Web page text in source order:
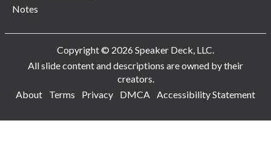
Notes
Copyright © 2026 Speaker Deck, LLC.
All slide content and descriptions are owned by their
creators.
About
Terms Privacy DMCA Accessibility Statement